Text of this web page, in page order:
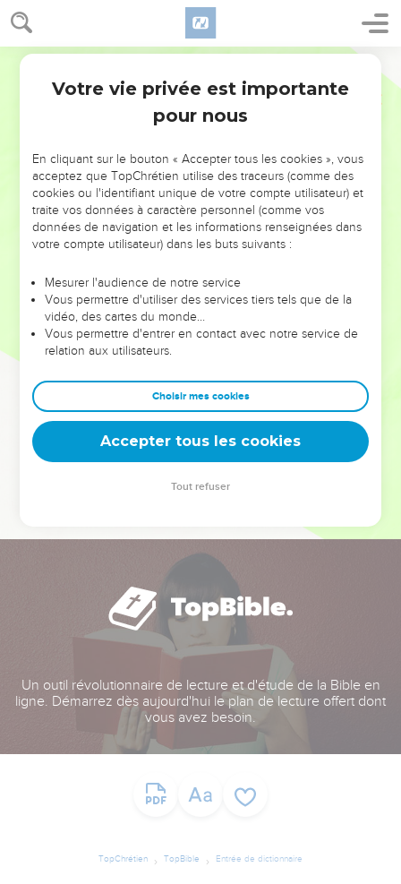
NE MANQUEZ PAS L’ÉVÉNEMENT
DE L’ANNÉE !
ET SI LEURS ERREURS POUVAIENT VOUS ÉVITER LES
VOTRES ?
leur foi ou leur vision. Mais on voit moins les doutes, les erreurs
et les saisons difficiles qu'ils ont traversés, alors même que ce
sont elles qui les ont façonnés.
Dans cette conférence, leaders, entrepreneurs, et responsables
clés pour avancer avec plus de sagesse afin que leurs erreurs
deviennent vos tremplins. Que vous guidiez un ministère, une
équipe, un groupe ou une famille, leur expérience est faite
Un outil révolutionnaire de lecture et d'étude de la Bible en
ligne. Démarrez dès aujourd'hui le plan de lecture offert dont
vous avez besoin.
TopChrétien TopBible Entrée de dictionnaire
Votre vie privée est importante
pour nous
En cliquant sur le bouton « Accepter tous les cookies », vous
acceptez que TopChrétien utilise des traceurs (comme des
cookies ou l'identifiant unique de votre compte utilisateur) et
traite vos données à caractère personnel (comme vos
données de navigation et les informations renseignées dans
votre compte utilisateur) dans les buts suivants :
Mesurer l'audience de notre service
Vous permettre d'utiliser des services tiers tels que de la
vidéo, des cartes du monde…
Vous permettre d'entrer en contact avec notre service de
relation aux utilisateurs.
Choisir mes cookies
Accepter tous les cookies
Tout refuser